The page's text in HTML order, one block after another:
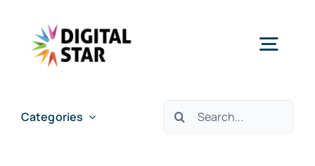
content
Categories Cautare...